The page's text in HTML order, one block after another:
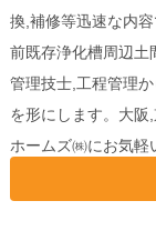
換,補修等迅速な内
前既存浄化槽周辺土
管理技士,工程管理
を形にします。大
ホームズ㈱にお気軽